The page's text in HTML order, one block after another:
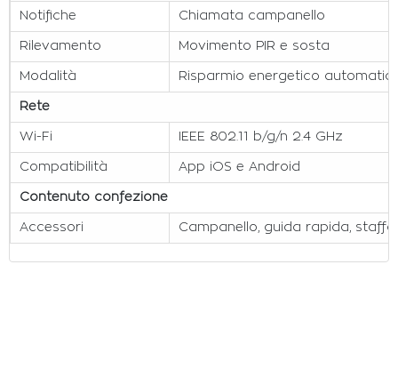
Notifiche Chiamata campanello
Rilevamento Movimento PIR e sosta
Modalità Risparmio energetico
Rete
Wi-Fi IEEE 802.11 b/g/n 2.4 GHz
Compatibilità App iOS e Android
Contenuto confezione
Accessori Campanello, guida rapida,